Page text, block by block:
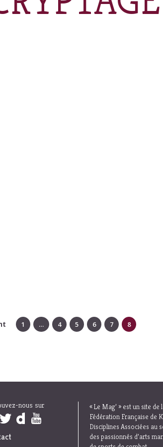
1 … 4 5 6 7 8
nous sur
nous sur :
« Le Mag’ » est un site de
Fédération Française de
Disciplines Associées au
des passionnés d’arts